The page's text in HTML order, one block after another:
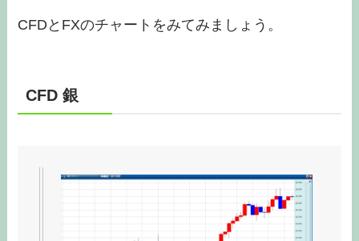
CFDとFXのチャートをみてみましょう。
CFD 銀